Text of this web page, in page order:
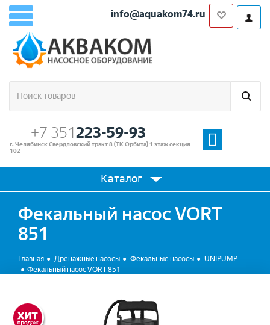
info@aquakom74.ru
+7 351223-59-93
г. Челябинск Свердловский тракт 8 (ТК Орбита) 1 этаж секция
102
Каталог
Фекальный насос VORT
851
Главная Дренажные насосы Фекальные насосы
UNIPUMP
Фекальный насос VORT 851